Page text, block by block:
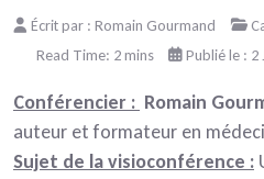
Écrit par : Romain Gourmand
Read Time: 2 mins
Publié le : 2
Conférencier : Romain
auteur et formateur en
Sujet de la visioconférence :